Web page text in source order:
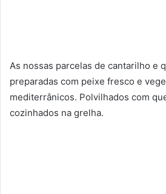
As nossas parcelas de cantarilho e
preparadas com peixe fresco e
mediterrânicos. Polvilhados com
cozinhados na grelha.